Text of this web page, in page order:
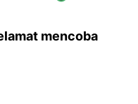
mencoba